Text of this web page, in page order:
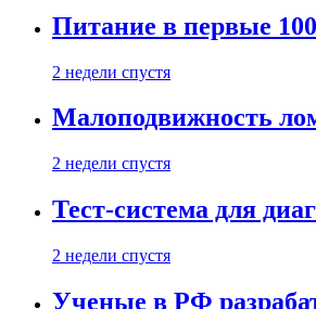
Питание в первые
2 недели спустя
Малоподвижность
2 недели спустя
Тест-система для
2 недели спустя
Ученые в РФ